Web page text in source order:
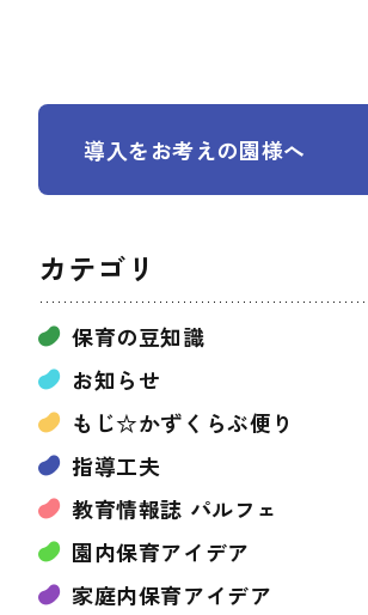
導入をお考えの園様へ
カテゴリ
保育の豆知識
お知らせ
もじ☆かずくらぶ便り
指導工夫
教育情報誌 パルフェ
園内保育アイデア
家庭内保育アイデア